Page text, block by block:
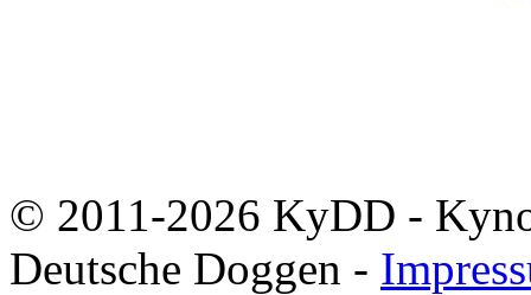
© 2011-2026 KyDD -
Deutsche Doggen -